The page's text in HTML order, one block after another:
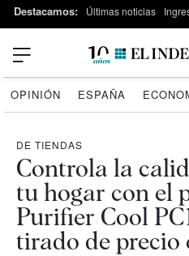
Destacamos: Últimas noticias
OPINIÓN ESPAÑA
DE TIENDAS
Controla la
tu hogar con el
Purifier Cool
tirado de precio